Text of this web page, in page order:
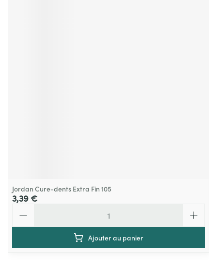
Jordan Cure-dents Extra Fin 105
3,39 €
Ajouter au panier